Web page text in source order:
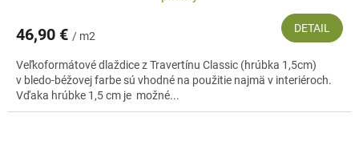
46,90 € / m2
DETAIL
Veľkoformátové dlaždice z Travertínu Classic (hrúbka 1,5cm)
v bledo-béžovej farbe sú vhodné na použitie najmä v interiéroch.
Vďaka hrúbke 1,5 cm je možné...